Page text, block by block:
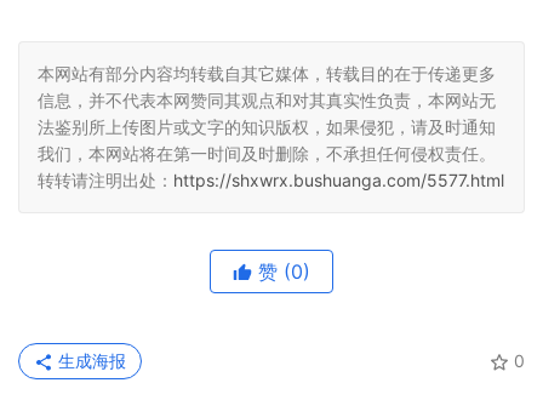
本网站有部分内容均转载自其它媒体，转载目的在于传递更多
信息，并不代表本网赞同其观点和对其真实性负责，本网站无
法鉴别所上传图片或文字的知识版权，如果侵犯，请及时通知
我们，本网站将在第一时间及时删除，不承担任何侵权责任。
转转请注明出处： https://shxwrx.bushuanga.com/5577.html
赞 (0)
0
生成海报